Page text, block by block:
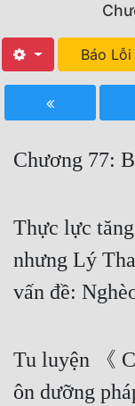
Truyện Mới Ra
Hoàn Thành
Hậu Cung
Truyện Dịch
Xa Lộ Dịch
Báo Lỗi
Chương 77:
Thực lực
nhưng Lý
vấn đề:
Tu luyện 《
ôn dưỡng